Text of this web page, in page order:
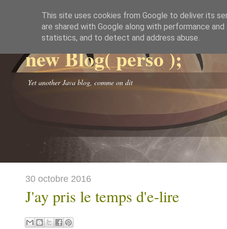
new Blog( perso );
Yet another Java blog, comme on dit
30 octobre 2016
J'ay pris le temps d'e-lire
This site uses cookies from Google to deliver its
are shared with Google along with performance
statistics, and to detect and address abuse.